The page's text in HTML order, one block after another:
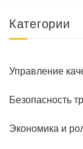
Категории
Управление
Безопасность
Экономика и